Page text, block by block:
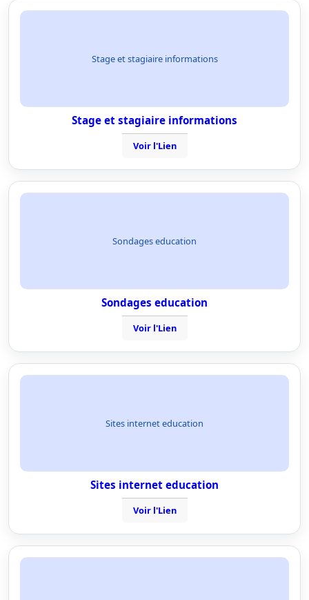
Stage et stagiaire informations
Stage et stagiaire informations
Voir l'Lien
Sondages education
Sondages education
Voir l'Lien
Sites internet education
Sites internet education
Voir l'Lien